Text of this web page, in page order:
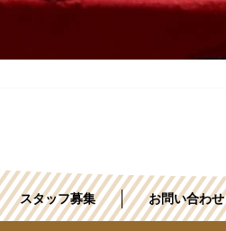
スタッフ募集 お問い合わせ